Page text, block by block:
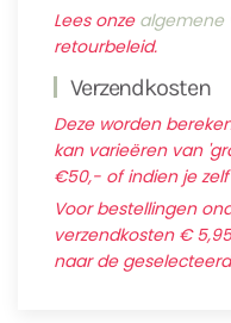
Lees onze algemene
retourbeleid.
Verzendkosten
Deze worden
kan varieëren van
€50,- of indien je
Voor bestellingen
verzendkosten €
naar de